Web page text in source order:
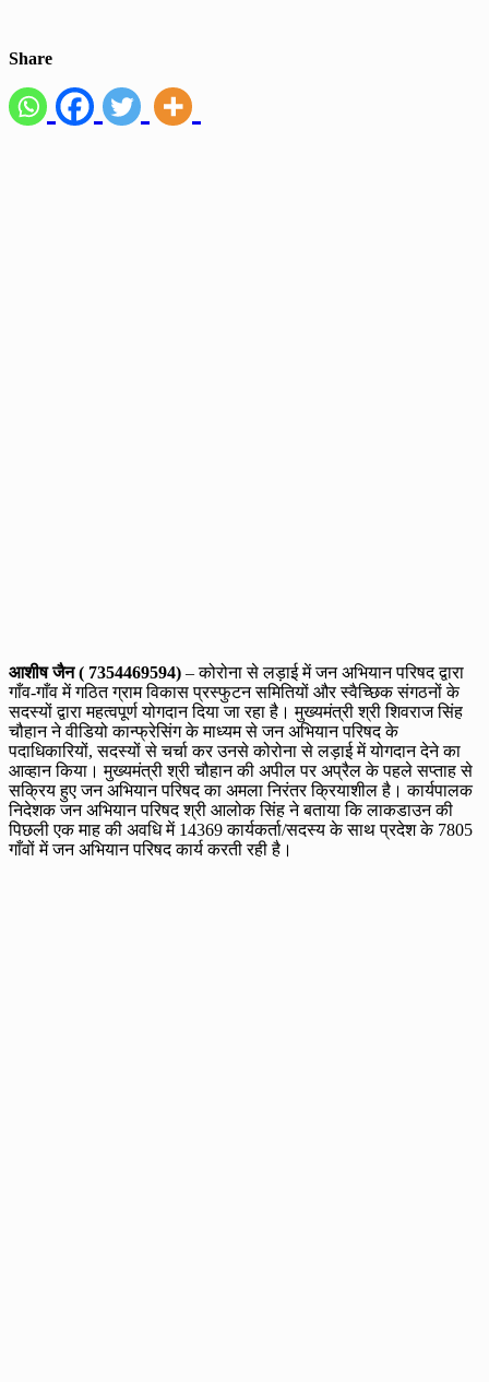
Share
आशीष जैन ( 7354469594) – कोरोना से लड़ाई में जन अभियान परिषद द्वारा
गाँव-गाँव में गठित ग्राम विकास प्रस्फुटन समितियों और स्वैच्छिक संगठनों के
सदस्यों द्वारा महत्वपूर्ण योगदान दिया जा रहा है। मुख्यमंत्री श्री शिवराज सिंह
चौहान ने वीडियो कान्फ्रेसिंग के माध्यम से जन अभियान परिषद के
पदाधिकारियों, सदस्यों से चर्चा कर उनसे कोरोना से लड़ाई में योगदान देने का
आव्हान किया। मुख्यमंत्री श्री चौहान की अपील पर अप्रैल के पहले सप्ताह से
सक्रिय हुए जन अभियान परिषद का अमला निरंतर क्रियाशील है। कार्यपालक
निदेशक जन अभियान परिषद श्री आलोक सिंह ने बताया कि लाकडाउन की
पिछली एक माह की अवधि में 14369 कार्यकर्ता/सदस्य के साथ प्रदेश के 7805
गाँवों में जन अभियान परिषद कार्य करती रही है।